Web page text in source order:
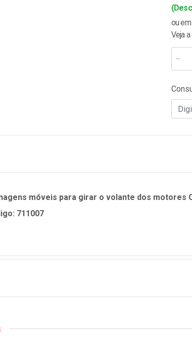
ou
Veja
móveis para girar o volante dos motores
711007